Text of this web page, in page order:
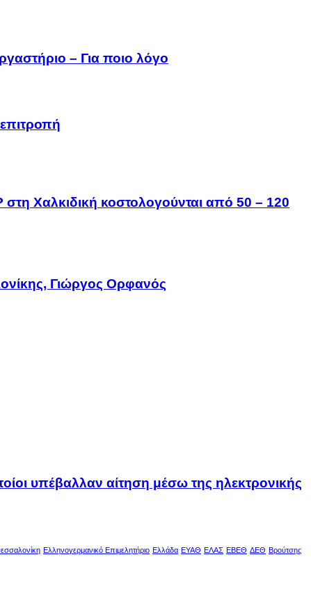
– Για ποιο λόγο
στη Χαλκιδική κοστολογούνται από 50 – 120
Γιώργος Ορφανός
υπέβαλλαν αίτηση μέσω της ηλεκτρονικής
Ελληνογερμανικό Επιμελητήριο Ελλάδα ΕΥΑΘ ΕΛΑΣ ΕΒΕΘ ΔΕΘ Βρούτσης